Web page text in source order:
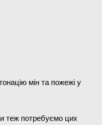
мін та пожежі у
теж потребуємо цих